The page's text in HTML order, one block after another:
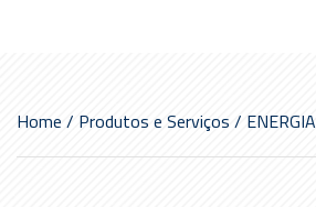
Home / Produtos e Serviços / ENERGIA